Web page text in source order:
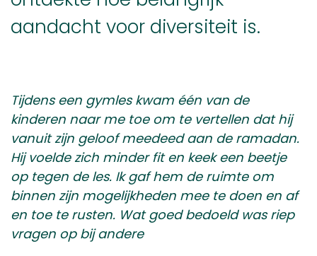
aandacht voor diversiteit is.
Tijdens een gymles kwam één van de
kinderen naar me toe om te vertellen dat hij
vanuit zijn geloof meedeed aan de ramadan.
Hij voelde zich minder fit en keek een beetje
op tegen de les. Ik gaf hem de ruimte om
binnen zijn mogelijkheden mee te doen en af
en toe te rusten. Wat goed bedoeld was riep
vragen op bij andere